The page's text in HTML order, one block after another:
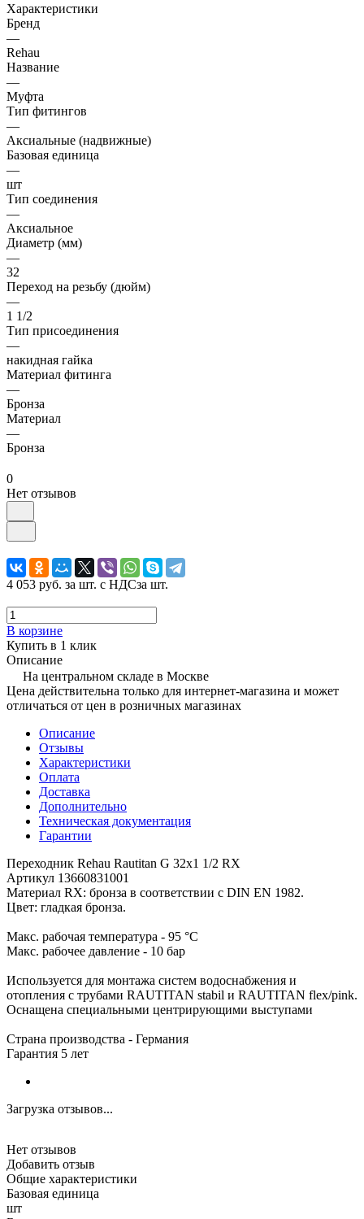
Характеристики
Бренд
—
Rehau
Название
—
Муфта
Тип фитингов
—
Аксиальные (надвижные)
Базовая единица
—
шт
Тип соединения
—
Аксиальное
Диаметр (мм)
—
32
Переход на резьбу (дюйм)
—
1 1/2
Тип присоединения
—
накидная гайка
Материал фитинга
—
Бронза
Материал
—
Бронза
0
Нет отзывов
4 053 руб. за шт. с НДСза шт.
В корзине
Купить в 1 клик
Описание
На центральном складе в Москве
Цена действительна только для интернет-магазина и может
отличаться от цен в розничных магазинах
Описание
Отзывы
Характеристики
Оплата
Доставка
Дополнительно
Техническая документация
Гарантии
Переходник Rehau Rautitan G 32x1 1/2 RX
Артикул 13660831001
Материал RX: бронза в соответствии с DIN EN 1982.
Цвет: гладкая бронза.
Макс. рабочая температура - 95 °C
Макс. рабочее давление - 10 бар
Используется для монтажа систем водоснабжения и
отопления с трубами RAUTITAN stabil и RAUTITAN flex/pink.
Оснащена специальными центрирующими выступами
Страна производства - Германия
Гарантия 5 лет
Загрузка отзывов...
Нет отзывов
Добавить отзыв
Общие характеристики
Базовая единица
шт